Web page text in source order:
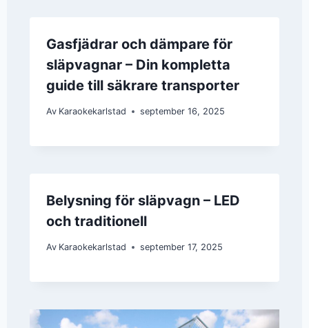
Gasfjädrar och dämpare för
släpvagnar – Din kompletta
guide till säkrare transporter
Av Karaokekarlstad september 16, 2025
Belysning för släpvagn – LED
och traditionell
Av Karaokekarlstad september 17, 2025